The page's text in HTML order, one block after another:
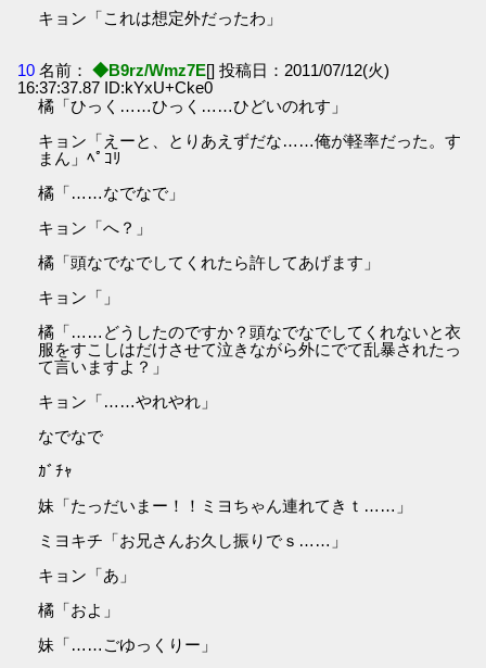
キョン「これは想定外だったわ」
10 名前： ◆B9rz/Wmz7E[] 投稿日：2011/07/12(火)
16:37:37.87 ID:kYxU+Cke0
橘「ひっく……ひっく……ひどいのれす」
キョン「えーと、とりあえずだな……俺が軽率だった。す
まん」ﾍﾟｺﾘ
橘「……なでなで」
キョン「へ？」
橘「頭なでなでしてくれたら許してあげます」
キョン「」
橘「……どうしたのですか？頭なでなでしてくれないと衣
服をすこしはだけさせて泣きながら外にでて乱暴されたっ
て言いますよ？」
キョン「……やれやれ」
なでなで
ｶﾞﾁｬ
妹「たっだいまー！！ミヨちゃん連れてきｔ……」
ミヨキチ「お兄さんお久し振りでｓ……」
キョン「あ」
橘「およ」
妹「……ごゆっくりー」